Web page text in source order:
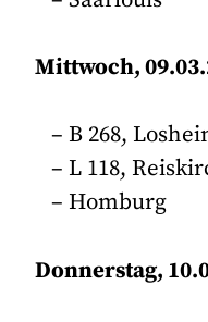
Mittwoch,
– B 268,
– L 118,
– Homburg
Donnerstag,